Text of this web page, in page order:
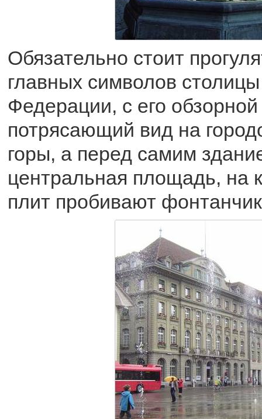
Обязательно стоит
главных символов
Федерации, с его
потрясающий вид на
горы, а перед самим
центральная площадь, на
плит пробивают